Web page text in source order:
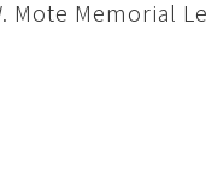
Mote Memorial